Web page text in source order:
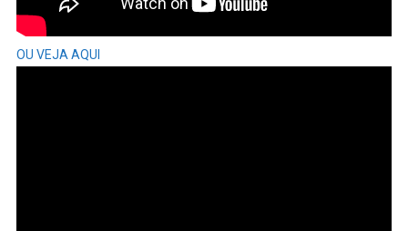
OU VEJA AQUI